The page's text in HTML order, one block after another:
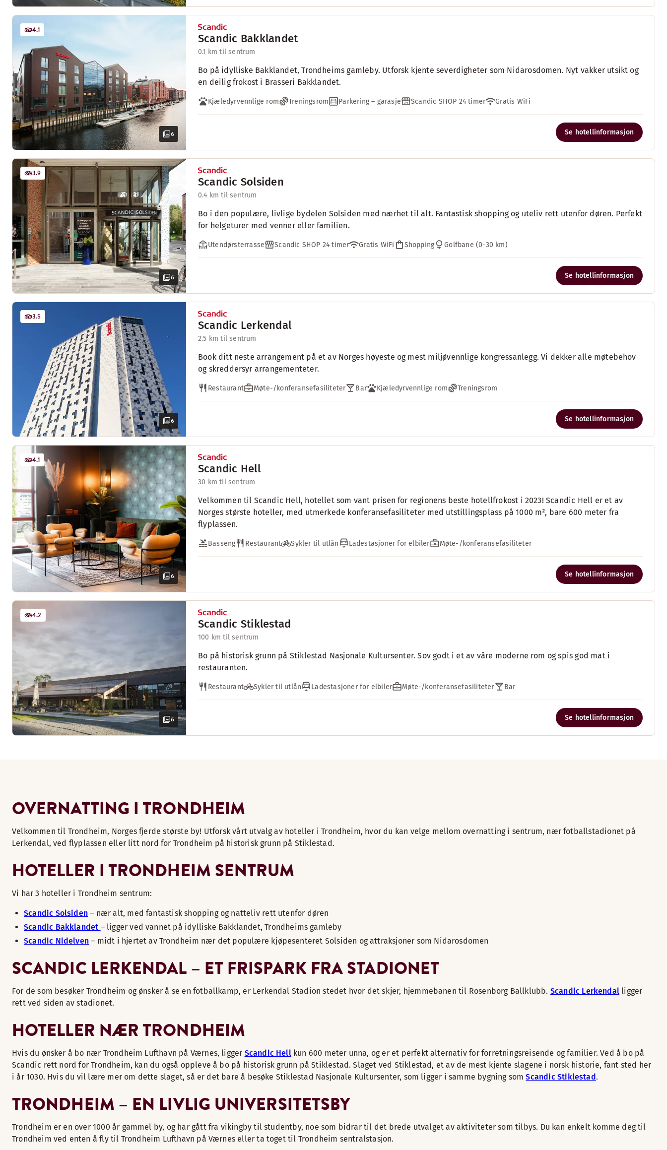
6
4.1
Scandic Bakklandet
0.1 km til sentrum
Bo på idylliske Bakklandet, Trondheims gamleby. Utforsk kjente severdigheter som Nidarosdomen. Nyt vakker utsikt og
en deilig frokost i Brasseri Bakklandet.
Kjæledyrvennlige rom Treningsrom Parkering – garasje Scandic SHOP 24 timer Gratis WiFi
Se hotellinformasjon
6
3.9
Scandic Solsiden
0.4 km til sentrum
Bo i den populære, livlige bydelen Solsiden med nærhet til alt. Fantastisk shopping og uteliv rett utenfor døren. Perfekt
for helgeturer med venner eller familien.
Utendørsterrasse Scandic SHOP 24 timer Gratis WiFi Shopping Golfbane (0-30 km)
Se hotellinformasjon
6
3.5
Scandic Lerkendal
2.5 km til sentrum
Book ditt neste arrangement på et av Norges høyeste og mest miljøvennlige kongressanlegg. Vi dekker alle møtebehov
og skreddersyr arrangementeter.
Restaurant Møte-/konferansefasiliteter Bar Kjæledyrvennlige rom Treningsrom
Se hotellinformasjon
6
4.1
Scandic Hell
30 km til sentrum
Velkommen til Scandic Hell, hotellet som vant prisen for regionens beste hotellfrokost i 2023! Scandic Hell er et av
Norges største hoteller, med utmerkede konferansefasiliteter med utstillingsplass på 1000 m², bare 600 meter fra
flyplassen.
Basseng Restaurant Sykler til utlån Ladestasjoner for elbiler Møte-/konferansefasiliteter
Se hotellinformasjon
6
4.2
Scandic Stiklestad
100 km til sentrum
Bo på historisk grunn på Stiklestad Nasjonale Kultursenter. Sov godt i et av våre moderne rom og spis god mat i
restauranten.
Restaurant Sykler til utlån Ladestasjoner for elbiler Møte-/konferansefasiliteter Bar
Se hotellinformasjon
OVERNATTING I TRONDHEIM
Velkommen til Trondheim, Norges fjerde største by! Utforsk vårt utvalg av hoteller i Trondheim, hvor du kan velge mellom overnatting i sentrum, nær fotballstadionet på
Lerkendal, ved flyplassen eller litt nord for Trondheim på historisk grunn på Stiklestad.
HOTELLER I TRONDHEIM SENTRUM
Vi har 3 hoteller i Trondheim sentrum:
Scandic Solsiden – nær alt, med fantastisk shopping og natteliv rett utenfor døren
Scandic Bakklandet – ligger ved vannet på idylliske Bakklandet, Trondheims gamleby
Scandic Nidelven – midt i hjertet av Trondheim nær det populære kjøpesenteret Solsiden og attraksjoner som Nidarosdomen
SCANDIC LERKENDAL – ET FRISPARK FRA STADIONET
For de som besøker Trondheim og ønsker å se en fotballkamp, er Lerkendal Stadion stedet hvor det skjer, hjemmebanen til Rosenborg Ballklubb. Scandic Lerkendal ligger
rett ved siden av stadionet.
HOTELLER NÆR TRONDHEIM
Hvis du ønsker å bo nær Trondheim Lufthavn på Værnes, ligger Scandic Hellkun 600 meter unna, og er et perfekt alternativ for forretningsreisende og familier. Ved å bo på
Scandic rett nord for Trondheim, kan du også oppleve å bo på historisk grunn på Stiklestad. Slaget ved Stiklestad, et av de mest kjente slagene i norsk historie, fant sted her
i år 1030. Hvis du vil lære mer om dette slaget, så er det bare å besøke Stiklestad Nasjonale Kultursenter, som ligger i samme bygning somScandic Stiklestad.
TRONDHEIM – EN LIVLIG UNIVERSITETSBY
Trondheim er en over 1000 år gammel by, og har gått fra vikingby til studentby, noe som bidrar til det brede utvalget av aktiviteter som tilbys. Du kan enkelt komme deg til
Trondheim ved enten å fly til Trondheim Lufthavn på Værnes eller ta toget til Trondheim sentralstasjon.